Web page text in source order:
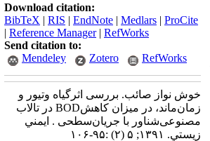
Download citation:
BibTeX | RIS | EndNote | Medlars | ProCite
| Reference Manager| RefWorks
Send citation to:
Mendeley
Zotero RefWorks
خوش نواز صائب. بررسی اثرگیاه وتیور و
زمان‌ماند، در میزان کاهشBOD در تالاب
مصنوعی‌شناور با جریان‌‌سطحی . ايمني
زيستي. ۱۳۹۱; ۵ (۲) :۹۵-۱۰۶